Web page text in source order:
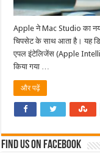
Apple ने Mac Studio का
चिपसेट के साथ आता है। यह
एपल इंटेलिजेंस (Apple
किया गया …
और पढ़ें
Find us on Facebook